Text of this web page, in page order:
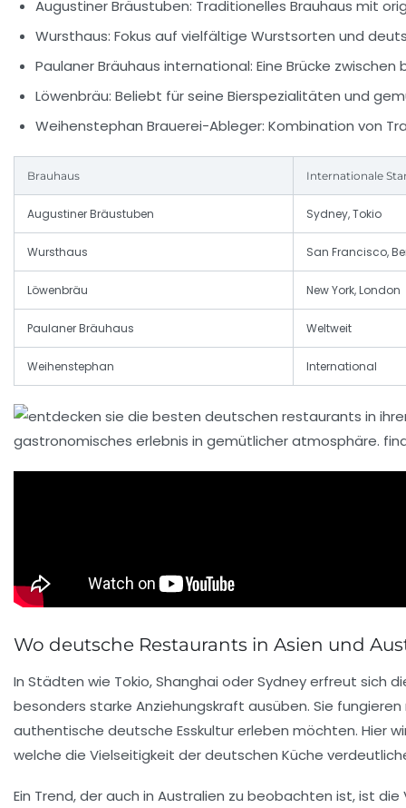
Augustiner Bräustuben: Traditionelles Brauhaus mit
Wursthaus: Fokus auf vielfältige Wurstsorten und
Paulaner Bräuhaus international: Eine Brücke
Löwenbräu: Beliebt für seine Bierspezialitäten und
Weihenstephan Brauerei-Ableger: Kombination von
Brauhaus Internationale
Augustiner Bräustuben Sydney, Tokio
Wursthaus San Francisco,
Löwenbräu New York, London
Paulaner Bräuhaus Weltweit
Weihenstephan International
Wo deutsche Restaurants in Asien und
In Städten wie Tokio, Shanghai oder Sydney erfreut sich
besonders starke Anziehungskraft ausüben. Sie
authentische deutsche Esskultur erleben möchten. Hier
welche die Vielseitigkeit der deutschen Küche
Ein Trend, der auch in Australien zu beobachten ist, ist